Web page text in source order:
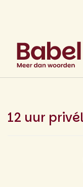
12 uur